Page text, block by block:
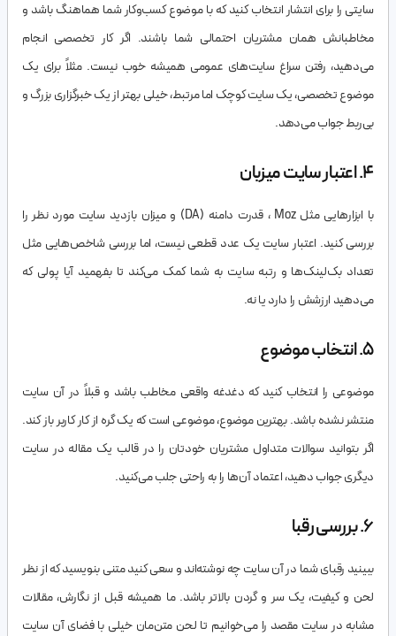
سایتی را برای انتشار انتخاب کنید که با موضوع کسب‌وکار شما هماهنگ باشد و
مخاطبانش همان مشتریان احتمالی شما باشند. اگر کار تخصصی انجام
می‌دهید، رفتن سراغ سایت‌های عمومی همیشه خوب نیست. مثلاً برای یک
موضوع تخصصی، یک سایت کوچک اما مرتبط، خیلی بهتر از یک خبرگزاری بزرگ و
بی‌ربط جواب می‌دهد.
۴. اعتبار سایت میزبان
با ابزارهایی مثل Moz ، قدرت دامنه (DA) و میزان بازدید سایت مورد نظر را
بررسی کنید. اعتبار سایت یک عدد قطعی نیست، اما بررسی شاخص‌هایی مثل
تعداد بک‌لینک‌ها و رتبه سایت به شما کمک می‌کند تا بفهمید آیا پولی که
می‌دهید ارزشش را دارد یا نه.
۵. انتخاب موضوع
موضوعی را انتخاب کنید که دغدغه واقعی مخاطب باشد و قبلاً در آن سایت
منتشر نشده باشد. بهترین موضوع، موضوعی است که یک گره از کار کاربر باز کند.
اگر بتوانید سوالات متداول مشتریان خودتان را در قالب یک مقاله در سایت
دیگری جواب دهید، اعتماد آن‌ها را به راحتی جلب می‌کنید.
۶. بررسی رقبا
ببینید رقبای شما در آن سایت چه نوشته‌اند و سعی کنید متنی بنویسید که از نظر
لحن و کیفیت، یک سر و گردن بالاتر باشد. ما همیشه قبل از نگارش، مقالات
مشابه در سایت مقصد را می‌خوانیم تا لحن متن‌مان خیلی با فضای آن سایت